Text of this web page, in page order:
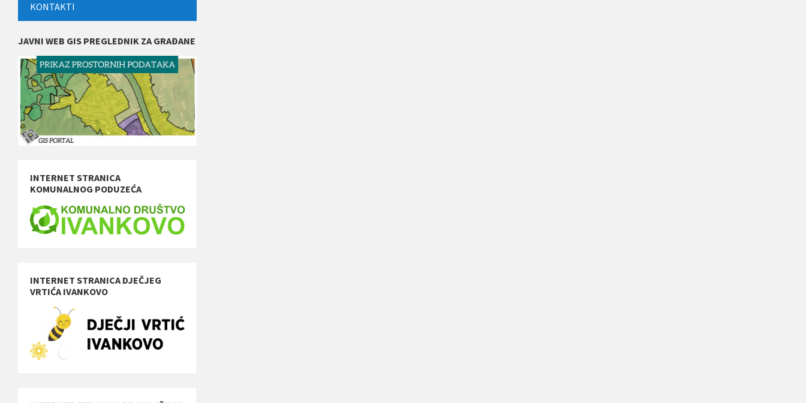
KONTAKTI
JAVNI WEB GIS PREGLEDNIK ZA GRAĐANE
INTERNET STRANICA
KOMUNALNOG PODUZEĆA
INTERNET STRANICA DJEČJEG
VRTIĆA IVANKOVO